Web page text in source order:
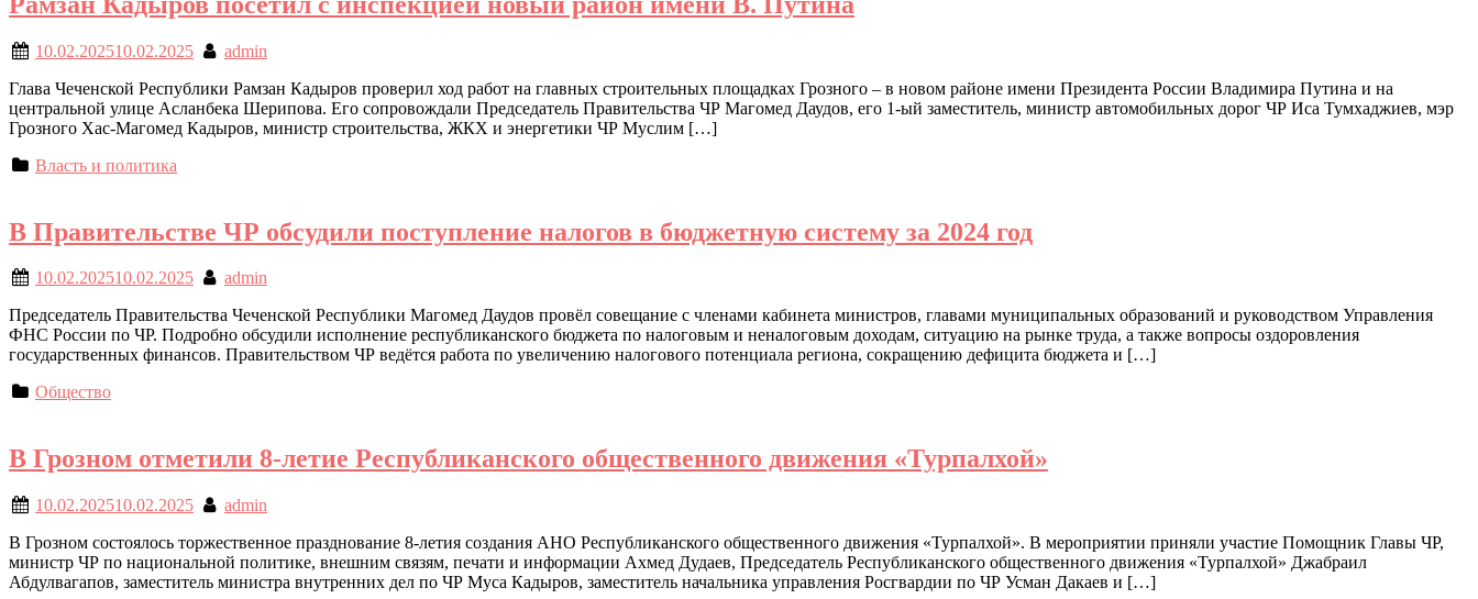
10.02.202510.02.2025
admin
Глава Чеченской Республики Рамзан Кадыров проверил ход работ на главных строительных площадках Грозного – в новом районе имени Президента России Владимира Путина и на
центральной улице Асланбека Шерипова. Его сопровождали Председатель Правительства ЧР Магомед Даудов, его 1-ый заместитель, министр автомобильных дорог ЧР Иса Тумхаджиев, мэр
Грозного Хас-Магомед Кадыров, министр строительства, ЖКХ и энергетики ЧР Муслим […]
Власть и политика
В Правительстве ЧР обсудили поступление налогов в бюджетную систему за 2024 год
10.02.202510.02.2025
admin
Председатель Правительства Чеченской Республики Магомед Даудов провёл совещание с членами кабинета министров, главами муниципальных образований и руководством Управления
ФНС России по ЧР. Подробно обсудили исполнение республиканского бюджета по налоговым и неналоговым доходам, ситуацию на рынке труда, а также вопросы оздоровления
государственных финансов. Правительством ЧР ведётся работа по увеличению налогового потенциала региона, сокращению дефицита бюджета и […]
Общество
В Грозном отметили 8-летие Республиканского общественного движения «Турпалхой»
10.02.202510.02.2025
admin
В Грозном состоялось торжественное празднование 8-летия создания АНО Республиканского общественного движения «Турпалхой». В мероприятии приняли участие Помощник Главы ЧР,
министр ЧР по национальной политике, внешним связям, печати и информации Ахмед Дудаев, Председатель Республиканского общественного движения «Турпалхой» Джабраил
Абдулвагапов, заместитель министра внутренних дел по ЧР Муса Кадыров, заместитель начальника управления Росгвардии по ЧР Усман Дакаев и […]